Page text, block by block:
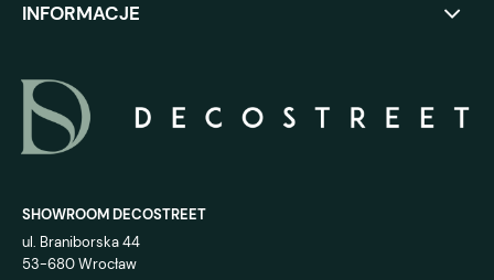
INFORMACJE
SHOWROOM DECOSTREET
ul. Braniborska 44
53-680 Wrocław